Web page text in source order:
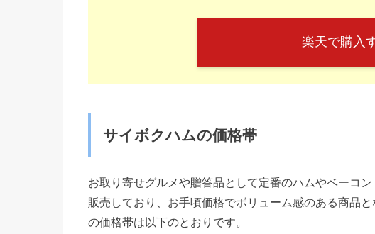
楽天で購入
サイボクハムの価格帯
お取り寄せグルメや贈答品として定番のハムやベーコ
販売しており、お手頃価格でボリューム感のある商品
の価格帯は以下のとおりです。